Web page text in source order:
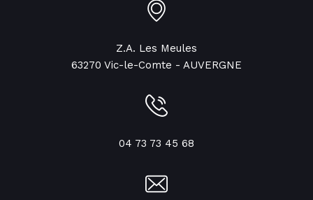
Z.A. Les Meules
63270 Vic-le-Comte - AUVERGNE
04 73 73 45 68